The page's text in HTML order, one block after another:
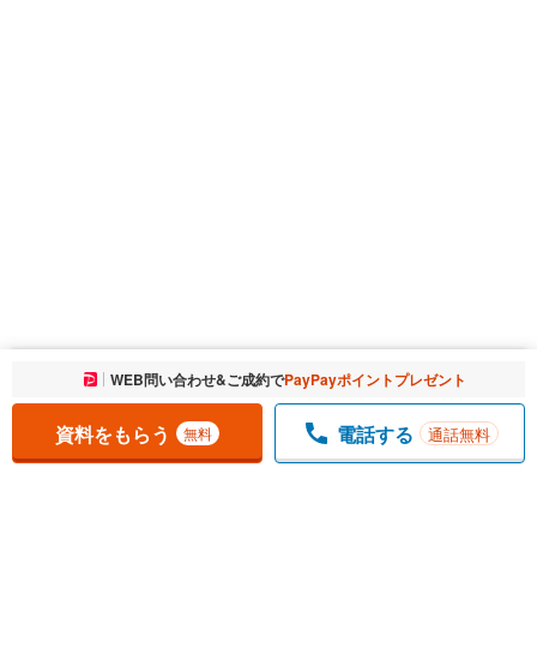
お気に入りに追加しました。 一覧を開く
WEB問い合わせ&ご成約でPayPayポイントプレゼント
資料をもらう 無料 電話する 通話無料